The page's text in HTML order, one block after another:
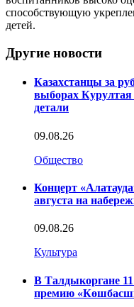
способствующую
детей.
Другие новости
Казахстанцы за
выборах
детали
09.08.26
Общество
Концерт
августа на
09.08.26
Культура
В Талдыкоргане
премию